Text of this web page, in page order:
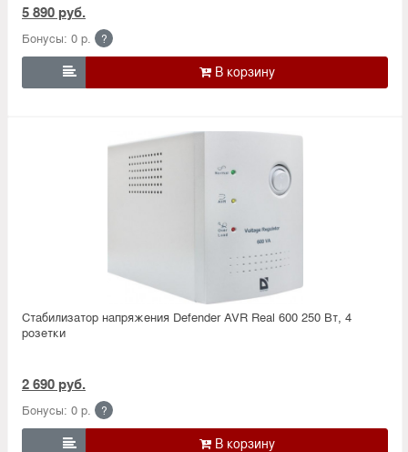
5 890 руб.
Бонусы: 0 р. ?

Стабилизатор напряжения Defender AVR Real 600 250 Вт, 4
розетки
2 690 руб.
Бонусы: 0 р. ?
